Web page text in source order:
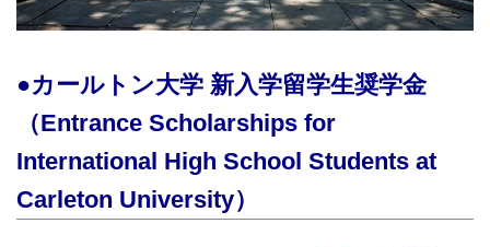
●カールトン大学 新入学留学生奨学金
（Entrance Scholarships for
International High School Students at
Carleton University）